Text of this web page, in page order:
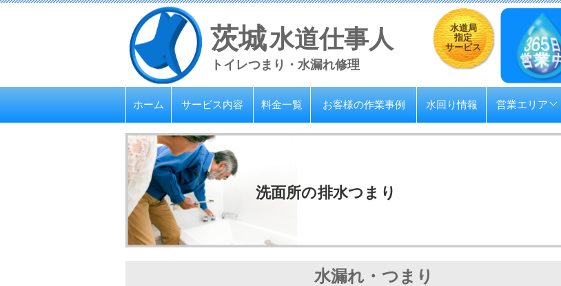
茨城水道仕事人
トイレつまり・水漏れ修理
水道局
指定
サービス
ホーム サービス内容 料金一覧 お客様の作業事例 水回り情報 営業エリア
洗面所の排水つまり
水漏れ・つまり